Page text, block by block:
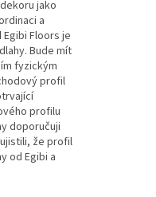
jako
a
Floors je
Bude mít
fyzickým
profil
profilu
doporučuji
že profil
od Egibi a